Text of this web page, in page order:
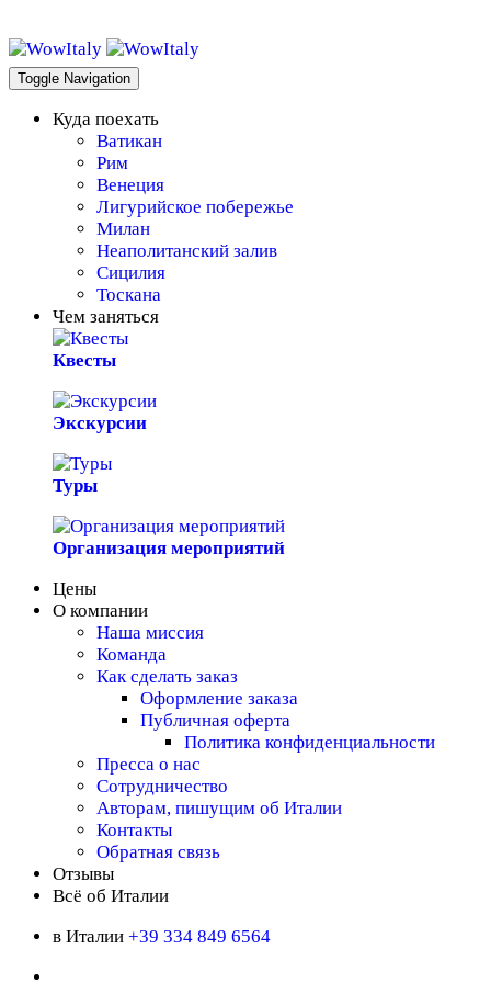
Toggle Navigation
Куда поехать
Ватикан
Рим
Венеция
Лигурийское побережье
Милан
Неаполитанский залив
Сицилия
Тоскана
Чем заняться
Квесты
Экскурсии
Туры
Организация мероприятий
Цены
О компании
Наша миссия
Команда
Как сделать заказ
Оформление заказа
Публичная оферта
Политика конфиденциальности
Пресса о нас
Сотрудничество
Авторам, пишущим об Италии
Контакты
Обратная связь
Отзывы
Всё об Италии
в Италии +39 334 849 6564